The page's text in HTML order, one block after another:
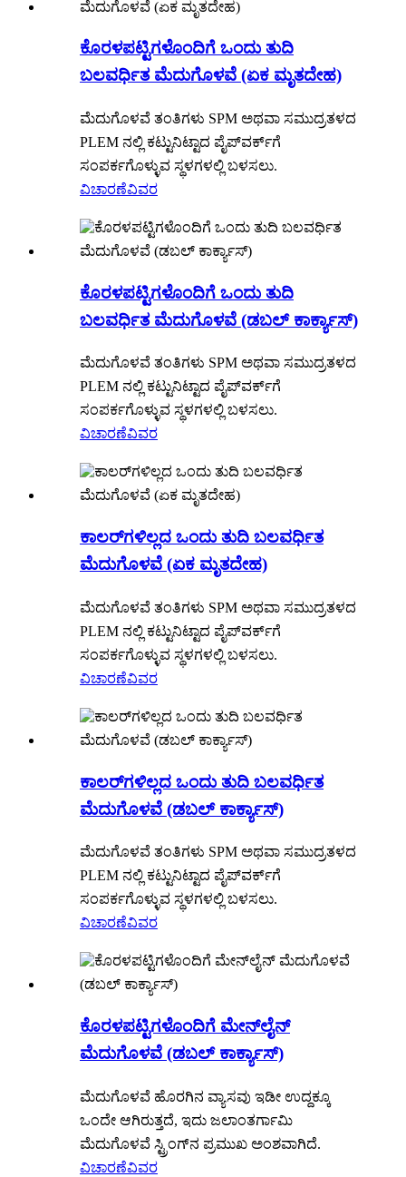
ಕೊರಳಪಟ್ಟಿಗಳೊಂದಿಗೆ ಒಂದು ತುದಿ
ಬಲವರ್ಧಿತ ಮೆದುಗೊಳವೆ (ಏಕ ಮೃತದೇಹ)
ಮೆದುಗೊಳವೆ ತಂತಿಗಳು SPM ಅಥವಾ ಸಮುದ್ರತಳದ
PLEM ನಲ್ಲಿ ಕಟ್ಟುನಿಟ್ಟಾದ ಪೈಪ್‌ವರ್ಕ್‌ಗೆ
ಸಂಪರ್ಕಗೊಳ್ಳುವ ಸ್ಥಳಗಳಲ್ಲಿ ಬಳಸಲು.
ವಿಚಾರಣೆವಿವರ
ಕೊರಳಪಟ್ಟಿಗಳೊಂದಿಗೆ ಒಂದು ತುದಿ
ಬಲವರ್ಧಿತ ಮೆದುಗೊಳವೆ (ಡಬಲ್ ಕಾರ್ಕ್ಯಾಸ್)
ಮೆದುಗೊಳವೆ ತಂತಿಗಳು SPM ಅಥವಾ ಸಮುದ್ರತಳದ
PLEM ನಲ್ಲಿ ಕಟ್ಟುನಿಟ್ಟಾದ ಪೈಪ್‌ವರ್ಕ್‌ಗೆ
ಸಂಪರ್ಕಗೊಳ್ಳುವ ಸ್ಥಳಗಳಲ್ಲಿ ಬಳಸಲು.
ವಿಚಾರಣೆವಿವರ
ಕಾಲರ್‌ಗಳಿಲ್ಲದ ಒಂದು ತುದಿ ಬಲವರ್ಧಿತ
ಮೆದುಗೊಳವೆ (ಏಕ ಮೃತದೇಹ)
ಮೆದುಗೊಳವೆ ತಂತಿಗಳು SPM ಅಥವಾ ಸಮುದ್ರತಳದ
PLEM ನಲ್ಲಿ ಕಟ್ಟುನಿಟ್ಟಾದ ಪೈಪ್‌ವರ್ಕ್‌ಗೆ
ಸಂಪರ್ಕಗೊಳ್ಳುವ ಸ್ಥಳಗಳಲ್ಲಿ ಬಳಸಲು.
ವಿಚಾರಣೆವಿವರ
ಕಾಲರ್‌ಗಳಿಲ್ಲದ ಒಂದು ತುದಿ ಬಲವರ್ಧಿತ
ಮೆದುಗೊಳವೆ (ಡಬಲ್ ಕಾರ್ಕ್ಯಾಸ್)
ಮೆದುಗೊಳವೆ ತಂತಿಗಳು SPM ಅಥವಾ ಸಮುದ್ರತಳದ
PLEM ನಲ್ಲಿ ಕಟ್ಟುನಿಟ್ಟಾದ ಪೈಪ್‌ವರ್ಕ್‌ಗೆ
ಸಂಪರ್ಕಗೊಳ್ಳುವ ಸ್ಥಳಗಳಲ್ಲಿ ಬಳಸಲು.
ವಿಚಾರಣೆವಿವರ
ಕೊರಳಪಟ್ಟಿಗಳೊಂದಿಗೆ ಮೇನ್‌ಲೈನ್
ಮೆದುಗೊಳವೆ (ಡಬಲ್ ಕಾರ್ಕ್ಯಾಸ್)
ಮೆದುಗೊಳವೆ ಹೊರಗಿನ ವ್ಯಾಸವು ಇಡೀ ಉದ್ದಕ್ಕೂ
ಒಂದೇ ಆಗಿರುತ್ತದೆ, ಇದು ಜಲಾಂತರ್ಗಾಮಿ
ಮೆದುಗೊಳವೆ ಸ್ಟ್ರಿಂಗ್‌ನ ಪ್ರಮುಖ ಅಂಶವಾಗಿದೆ.
ವಿಚಾರಣೆವಿವರ